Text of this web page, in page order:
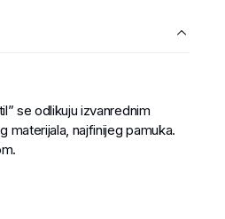
se odlikuju izvanrednim
materijala, najfinijeg pamuka.